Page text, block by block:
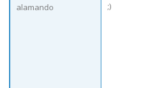
alamando
;)